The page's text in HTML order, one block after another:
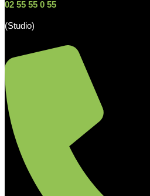
02 55 55 0 55
(Studio)